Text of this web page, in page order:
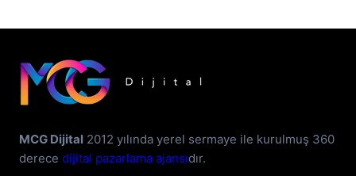
MCG Dijital 2012 yılında yerel sermaye ile kurulmuş 360
derece dijital pazarlama ajansıdır.